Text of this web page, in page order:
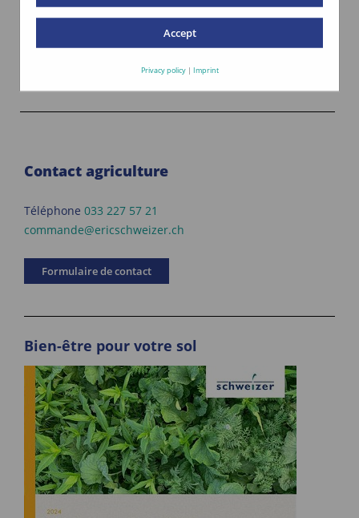
Agriculteur d'Eschert/BE
Contact agriculture
Téléphone 033 227 57 21
commande@ericschweizer.ch
Formulaire de contact
Bien-être pour votre sol
Accept
Privacy policy| Imprint